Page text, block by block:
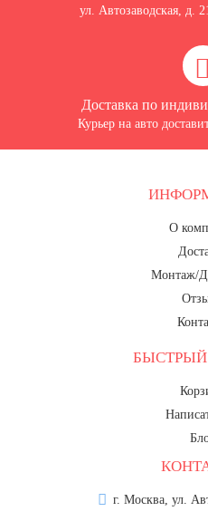
ул. Автозаводская, д.
Доставка по
Курьер на авто
О
Монтаж/
г. Москва, ул.